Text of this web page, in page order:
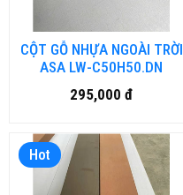
CỘT GỖ NHỰA NGOÀI TRỜI
ASA LW-C50H50.DN
295,000 đ
Hot